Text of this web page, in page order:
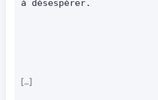
à désespérer.
[…]